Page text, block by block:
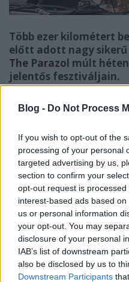
Blog - Do Not Process
If you wish to opt-out of the
processing of your personal
targeted advertising by us,
section to confirm your
opt-out request is
interest-based ads based
us or personal information
your opt-out. You may
disclosure of your personal
IAB’s list of downstream
also be disclosed by us to
Downstream Participants
Több ezer kilométert
előtt adott nagy
The Parazol múlt
jelentős fesztiváljain.
Július 14-én este a
a csehországi Colours
legutóbbi, Budai Pop
zenekar.
Bár a covid két évre
Ivan & The Parazol az
vissza tudott térni a
hollandiai turnéval
kb. 6-8 ezer embernek
fesztivál jelent újabb
számukra.